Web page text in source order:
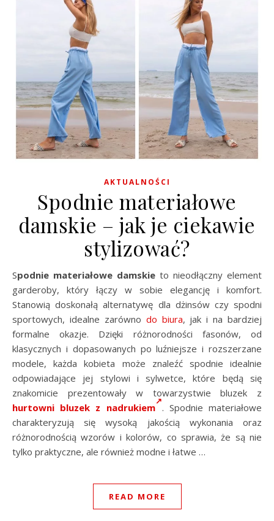
AKTUALNOŚCI
Spodnie materiałowe
damskie – jak je ciekawie
stylizować?
Spodnie materiałowe damskie to nieodłączny element
garderoby, który łączy w sobie elegancję i komfort.
Stanowią doskonałą alternatywę dla dżinsów czy spodni
sportowych, idealne zarówno do biura, jak i na bardziej
formalne okazje. Dzięki różnorodności fasonów, od
klasycznych i dopasowanych po luźniejsze i rozszerzane
modele, każda kobieta może znaleźć spodnie idealnie
odpowiadające jej stylowi i sylwetce, które będą się
znakomicie prezentowały w towarzystwie bluzek z
hurtowni bluzek z nadrukiem . Spodnie materiałowe
charakteryzują się wysoką jakością wykonania oraz
różnorodnością wzorów i kolorów, co sprawia, że są nie
tylko praktyczne, ale również modne i łatwe …
READ MORE